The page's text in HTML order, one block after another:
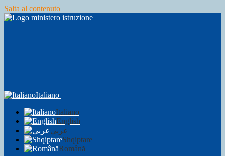
Salta al contenuto
Italiano
Italiano
English
عربى
Shqiptare
Română